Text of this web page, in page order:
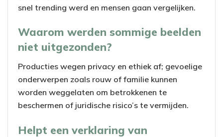
snel trending werd en mensen gaan vergelijken.
Waarom werden sommige beelden
niet uitgezonden?
Producties wegen privacy en ethiek af; gevoelige
onderwerpen zoals rouw of familie kunnen
worden weggelaten om betrokkenen te
beschermen of juridische risico’s te vermijden.
Helpt een verklaring van